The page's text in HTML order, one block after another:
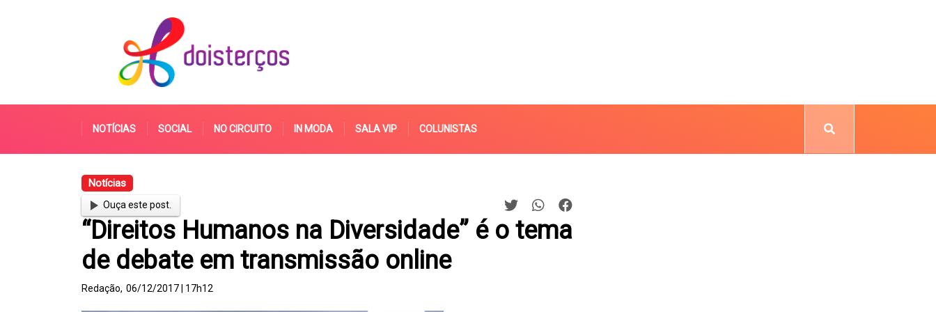
NOTÍCIAS SOCIAL NO CIRCUITO IN MODA SALA VIP COLUNISTAS
Notícias
Ouça este post.
“Direitos Humanos na Diversidade” é o tema
de debate em transmissão online
Redação, 06/12/2017 | 17h12